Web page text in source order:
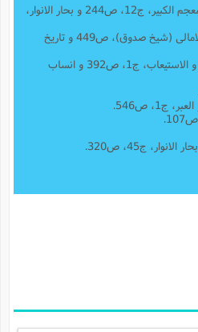
. المحاسن، ج1، ص221 و المعجم الکبیر، ج12، ص244 و بحار الانوار،
. بحار الانوار، ج2، ص227 و الامالی (شیخ صدوق)، ص449 و تاریخ
. الطبقات الکبری، ج5، ص52 و الاستیعاب، ج1، ص392 و انساب